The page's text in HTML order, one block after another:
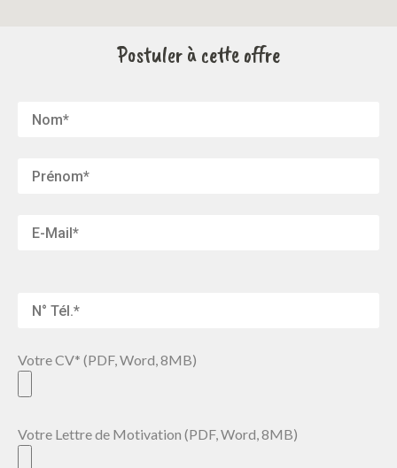
Postuler à cette offre
Votre CV* (PDF, Word, 8MB)
Votre Lettre de Motivation (PDF, Word, 8MB)